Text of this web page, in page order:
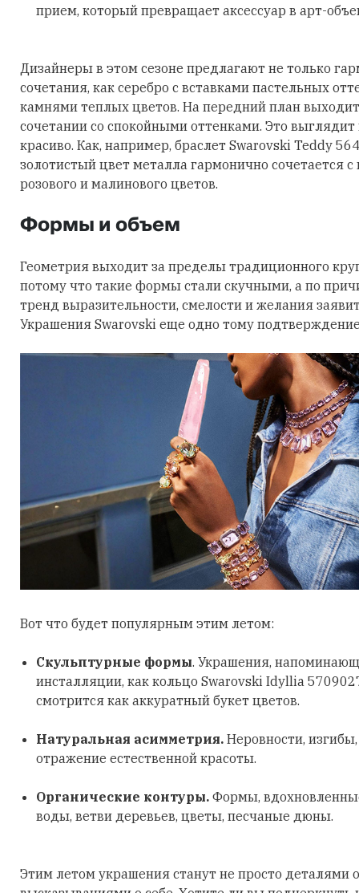
прием, который превращает аксессуар в арт-
Дизайнеры в этом сезоне предлагают не только
сочетания, как серебро с вставками пастельных
камнями теплых цветов. На передний план
сочетании со спокойными оттенками. Это
красиво. Как, например, браслет Swarovski Teddy
золотистый цвет металла гармонично сочетается
розового и малинового цветов.
Формы и объем
Геометрия выходит за пределы традиционного
потому что такие формы стали скучными, а по
тренд выразительности, смелости и желания
Украшения Swarovski еще одно тому
Вот что будет популярным этим летом:
Скульптурные формы. Украшения,
инсталляции, как кольцо Swarovski Idyllia
смотрится как аккуратный букет цветов.
Натуральная асимметрия. Неровности,
отражение естественной красоты.
Органические контуры. Формы,
воды, ветви деревьев, цветы, песчаные дюны.
Этим летом украшения станут не просто деталями